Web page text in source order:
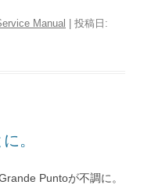
Manual | 投稿日:
。
Puntoが不調に。